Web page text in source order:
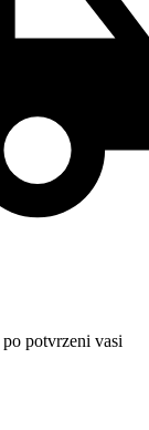
potvrzeni vasi